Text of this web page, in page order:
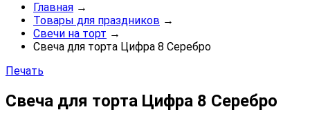
Главная →
Товары для праздников →
Свечи на торт →
Свеча для торта Цифра 8 Серебро
Печать
Свеча для торта Цифра 8 Серебро